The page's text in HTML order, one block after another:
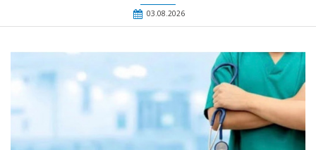
03.08.2026